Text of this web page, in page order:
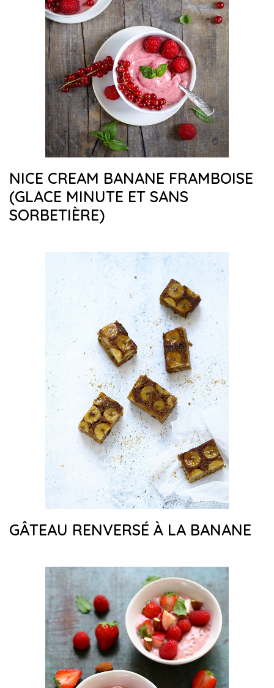
NICE CREAM BANANE FRAMBOISE
(GLACE MINUTE ET SANS
SORBETIÈRE)
GÂTEAU RENVERSÉ À LA BANANE